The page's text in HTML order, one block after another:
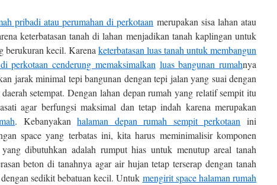
pribadi atau perumahan di perkotaan merupakan sisa lahan atau
keterbatasan tanah di lahan menjadikan tanah kaplingan untuk
berukuran kecil. Karena keterbatasan luas tanah untuk membangun
perkotaan cenderung memaksimalkan luas bangunan rumahnya
jarak minimal tepi bangunan dengan tepi jalan yang suai dengan
setempat. Dengan lahan depan rumah yang relatif sempit itu
agar berfungsi maksimal dan tetap indah karena merupakan
. Kebanyakanhalaman depan rumah sempit perkotaan ini
space yang terbatas ini, kita harus meminimalisir komponen
dibutuhkan adalah rumput hias untuk menutup areal tanah
beton di tanahnya agar air hujan tetap terserap dengan tanah
sedikit bebatuan kecil. Untuk mengirit space halaman rumah